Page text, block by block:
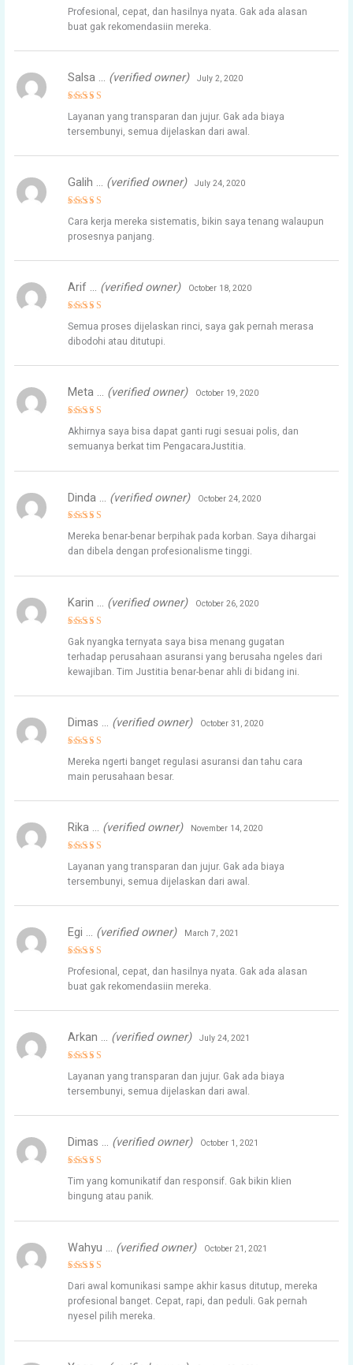
out of 5
Profesional, cepat, dan hasilnya nyata. Gak ada alasan
buat gak rekomendasiin mereka.
out of 5
Salsa … (verified owner) July 2, 2020
Layanan yang transparan dan jujur. Gak ada biaya
tersembunyi, semua dijelaskan dari awal.
Rated
out of 5
Galih … (verified owner) July 24, 2020
Cara kerja mereka sistematis, bikin saya tenang walaupun
prosesnya panjang.
out of 5
Arif … (verified owner) October 18, 2020
Semua proses dijelaskan rinci, saya gak pernah merasa
dibodohi atau ditutupi.
Rated
out of 5
Meta … (verified owner) October 19, 2020
Akhirnya saya bisa dapat ganti rugi sesuai polis, dan
semuanya berkat tim PengacaraJustitia.
Rated
4
out of 5
Dinda … (verified owner) October 24, 2020
Mereka benar-benar berpihak pada korban. Saya dihargai
dan dibela dengan profesionalisme tinggi.
out of 5
Karin … (verified owner) October 26, 2020
Gak nyangka ternyata saya bisa menang gugatan
terhadap perusahaan asuransi yang berusaha ngeles dari
kewajiban. Tim Justitia benar-benar ahli di bidang ini.
out of 5
Dimas … (verified owner) October 31, 2020
Mereka ngerti banget regulasi asuransi dan tahu cara
main perusahaan besar.
out of 5
Rika … (verified owner) November 14, 2020
Layanan yang transparan dan jujur. Gak ada biaya
tersembunyi, semua dijelaskan dari awal.
Rated
out of 5
Egi … (verified owner) March 7, 2021
Profesional, cepat, dan hasilnya nyata. Gak ada alasan
buat gak rekomendasiin mereka.
out of 5
Arkan … (verified owner) July 24, 2021
Layanan yang transparan dan jujur. Gak ada biaya
tersembunyi, semua dijelaskan dari awal.
out of 5
Dimas … (verified owner) October 1, 2021
Tim yang komunikatif dan responsif. Gak bikin klien
bingung atau panik.
5
out of 5
Wahyu … (verified owner) October 21, 2021
Dari awal komunikasi sampe akhir kasus ditutup, mereka
profesional banget. Cepat, rapi, dan peduli. Gak pernah
nyesel pilih mereka.